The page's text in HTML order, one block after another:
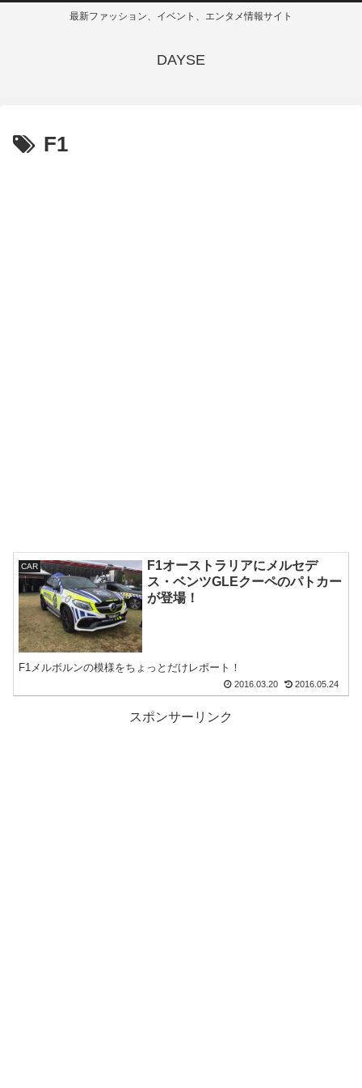
最新ファッション、イベント、エンタメ情報サイト
DAYSE
F1
CAR
F1オーストラリアにメルセデ
ス・ベンツGLEクーペのパトカー
が登場！
F1メルボルンの模様をちょっとだけレポート！
2016.03.20 2016.05.24
スポンサーリンク